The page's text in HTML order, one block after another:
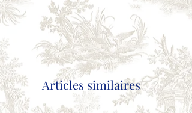
Articles similaires